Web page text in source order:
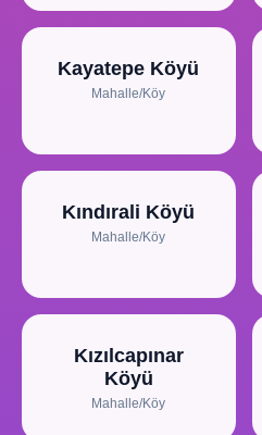
Kayatepe Köyü
Mahalle/Köy
Kındırali Köyü
Mahalle/Köy
Kızılcapınar
Köyü
Mahalle/Köy